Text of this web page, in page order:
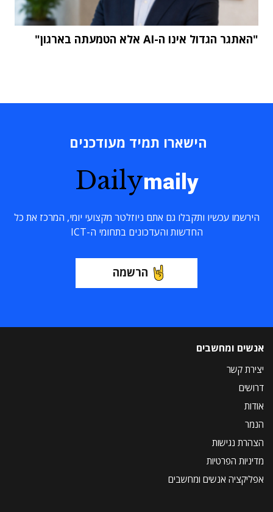
"האתגר הגדול אינו ה-AI אלא הטמעתה בארגון"
הישארו תמיד מעודכנים
Dailymaily
הירשמו עכשיו ותקבלו גם אתם ניוזלטר מקצועי יומי, המרכז את כל
החדשות והעדכונים בתחומי ה-ICT
הרשמה
אנשים ומחשבים
יצירת קשר
דרושים
אודות
הנמר
הצהרת נגישות
מדיניות הפרטיות
אפליקציה אנשים ומחשבים